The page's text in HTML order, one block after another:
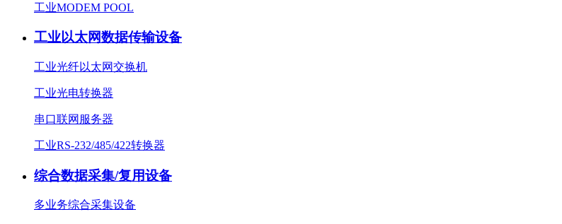
工业MODEM POOL
工业以太网数据传输设备
工业光纤以太网交换机
工业光电转换器
串口联网服务器
工业RS-232/485/422转换器
综合数据采集/复用设备
多业务综合采集设备